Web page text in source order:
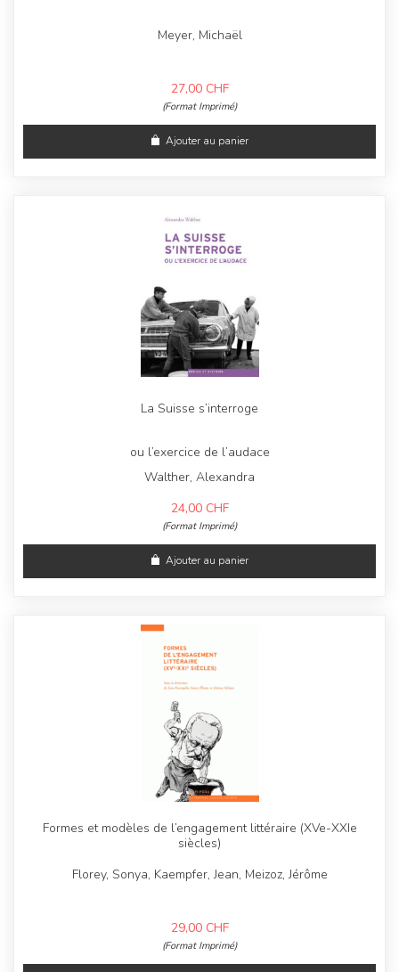
Meyer, Michaël
27,00 CHF
(Format Imprimé)
Ajouter au panier
La Suisse s’interroge
ou l’exercice de l’audace
Walther, Alexandra
24,00 CHF
(Format Imprimé)
Ajouter au panier
Formes et modèles de l’engagement littéraire (XVe-XXIe
siècles)
Florey, Sonya, Kaempfer, Jean, Meizoz, Jérôme
29,00 CHF
(Format Imprimé)